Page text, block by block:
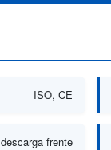
ISO, CE
descarga frente